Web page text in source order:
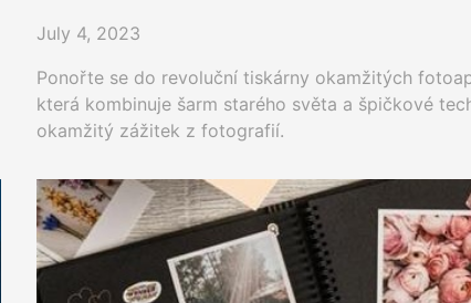
July 4, 2023
Ponořte se do revoluční tiskárny okamžitých
která kombinuje šarm starého světa a špičkové
okamžitý zážitek z fotografií.